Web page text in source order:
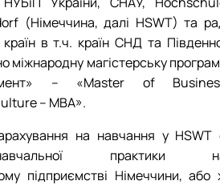
(Німеччина, далі HSWT) та
в т.ч. країн СНД та
міжнародну магістерську
– «Master of
– MBA».
на навчання у HSWT
практики
підприємстві Німеччини, або